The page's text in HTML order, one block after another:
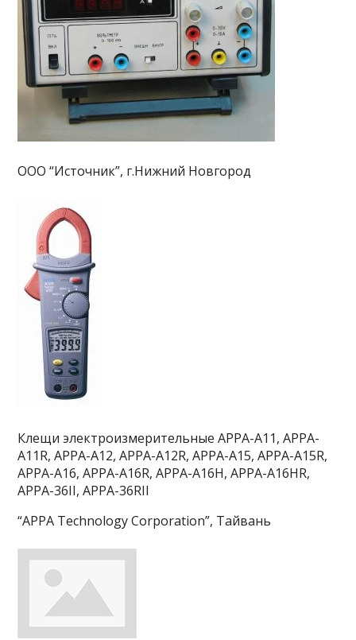
ООО “Источник”, г.Нижний Новгород
Клещи электроизмерительные APPA-A11, APPA-
A11R, APPA-A12, APPA-A12R, APPA-A15, APPA-A15R,
APPA-A16, APPA-A16R, APPA-A16H, APPA-A16HR,
APPA-36II, APPA-36RII
“APPA Technology Corporation”, Тайвань